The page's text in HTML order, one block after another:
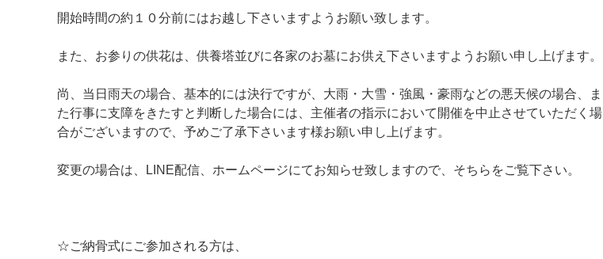
開始時間の約１０分前にはお越し下さいますようお願い致します。
また、お参りの供花は、供養塔並びに各家のお墓にお供え下さいますようお願い申し上げます。
尚、当日雨天の場合、基本的には決行ですが、大雨・大雪・強風・豪雨などの悪天候の場合、ま
た行事に支障をきたすと判断した場合には、主催者の指示において開催を中止させていただく場
合がございますので、予めご了承下さいます様お願い申し上げます。
変更の場合は、LINE配信、ホームページにてお知らせ致しますので、そちらをご覧下さい。
☆ご納骨式にご参加される方は、